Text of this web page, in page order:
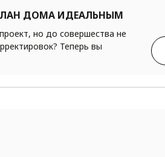
ДОМА ИДЕАЛЬНЫМ
но до совершества не
Теперь вы